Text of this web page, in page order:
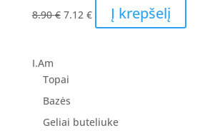
8.90€ Original
7.12 €Current
price
Į krepšelį
I.Am
Topai
Bazės
Geliai buteliuke